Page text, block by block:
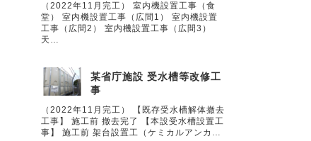
（2022年11月完工） 室内機設置工事（食
堂） 室内機設置工事（広間1） 室内機設置
工事（広間2） 室内機設置工事（広間3）
天…
某省庁施設 受水槽等改修工
事
（2022年11月完工） 【既存受水槽解体撤去
工事】 施工前 撤去完了 【本設受水槽設置工
事】 施工前 架台設置工（ケミカルアンカ…